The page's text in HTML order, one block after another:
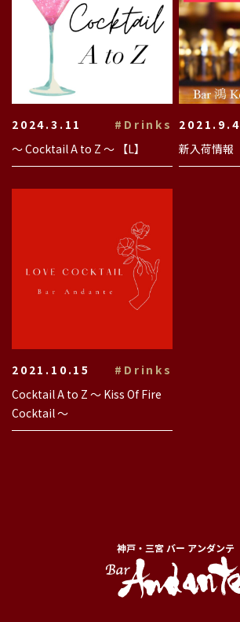
2024.3.11
#Drinks
〜 Cocktail A to Z 〜 【L】
2021.9.4
新入荷情報
2021.10.15
#Drinks
Cocktail A to Z 〜 Kiss Of Fire
Cocktail 〜
神戸・三宮 バー アンダンテ